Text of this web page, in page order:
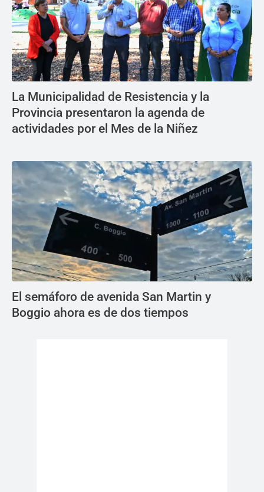
La Municipalidad de Resistencia y la
Provincia presentaron la agenda de
actividades por el Mes de la Niñez
El semáforo de avenida San Martin y
Boggio ahora es de dos tiempos